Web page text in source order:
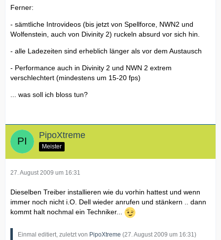
Ferner:
- sämtliche Introvideos (bis jetzt von Spellforce, NWN2 und
Wolfenstein, auch von Divinity 2) ruckeln absurd vor sich hin.
- alle Ladezeiten sind erheblich länger als vor dem Austausch
- Performance auch in Divinity 2 und NWN 2 extrem
verschlechtert (mindestens um 15-20 fps)
... was soll ich bloss tun?
PipoXtreme
Meister
27. August 2009 um 16:31
Dieselben Treiber installieren wie du vorhin hattest und wenn
immer noch nicht i.O. Dell wieder anrufen und stänkern .. dann
kommt halt nochmal ein Techniker...
Einmal editiert, zuletzt von PipoXtreme (27. August 2009 um 16:31)